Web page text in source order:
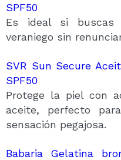
SPF50
Es ideal si buscas
veraniego sin
SVR Sun Secure
SPF50
Protege la piel con
aceite, perfecto
sensación pegajosa.
Babaria Gelatina